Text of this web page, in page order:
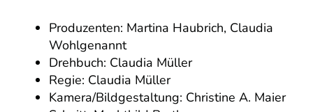
Produzenten: Martina Haubrich, Claudia
Wohlgenannt
Drehbuch: Claudia Müller
Regie: Claudia Müller
Kamera/Bildgestaltung: Christine A. Maier